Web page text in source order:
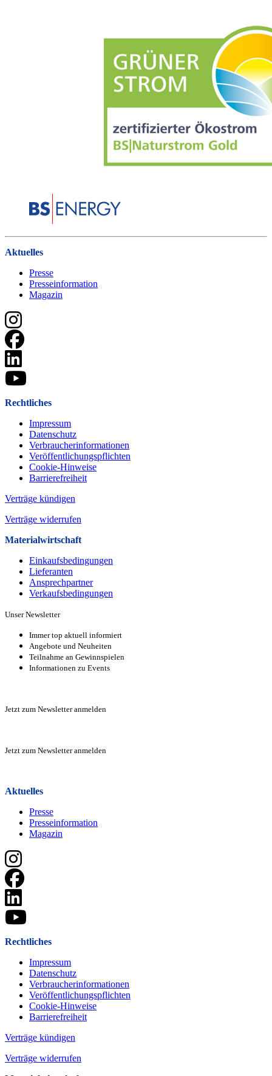
Aktuelles
Presse
Presseinformation
Magazin
Rechtliches
Impressum
Datenschutz
Verbraucherinformationen
Veröffentlichungspflichten
Cookie-Hinweise
Barrierefreiheit
Verträge kündigen
Verträge widerrufen
Materialwirtschaft
Einkaufsbedingungen
Lieferanten
Ansprechpartner
Verkaufsbeding­ungen
Unser Newsletter
Immer top aktuell informiert
Angebote und Neuheiten
Teilnahme an Gewinnspielen
Informationen zu Events
Jetzt zum Newsletter anmelden
Jetzt zum Newsletter anmelden
Aktuelles
Presse
Presseinformation
Magazin
Rechtliches
Impressum
Datenschutz
Verbraucherinformationen
Veröffentlichungspflichten
Cookie-Hinweise
Barrierefreiheit
Verträge kündigen
Verträge widerrufen